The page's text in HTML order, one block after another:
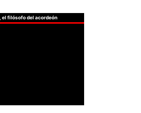
el filósofo del acordeón